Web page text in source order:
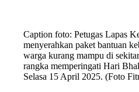
Caption foto: Petugas Lapas
menyerahkan paket bantuan
warga kurang mampu di
rangka memperingati Hari
Selasa 15 April 2025. (Foto